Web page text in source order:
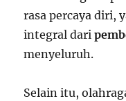
rasa percaya diri,
integral dari
menyeluruh.
Selain itu,